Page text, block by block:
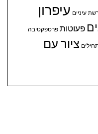
עיניים עיפרון
פעוטות פרספקטיבה
ציור עם